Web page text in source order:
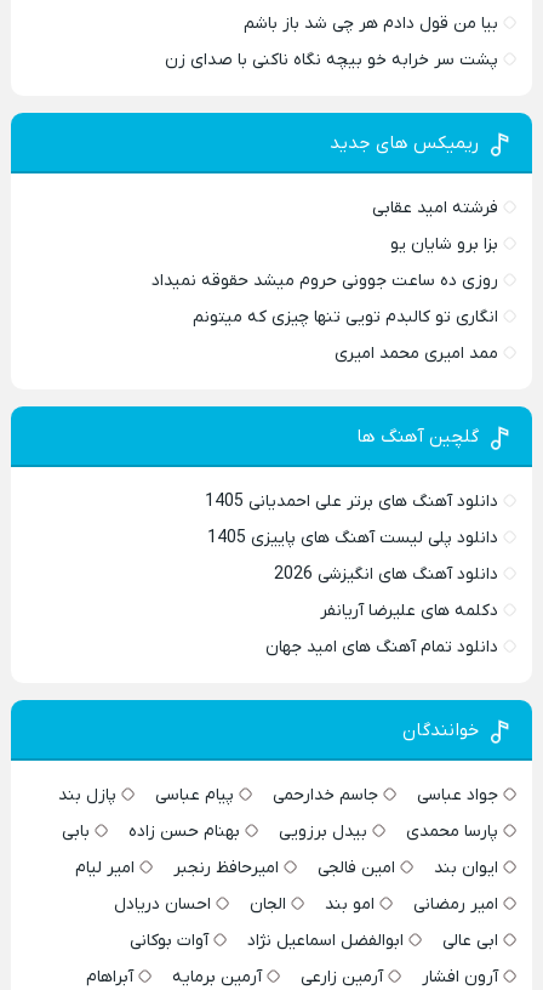
بیا من قول دادم هر چی شد باز باشم
پشت سر خرابه خو بیچه نگاه ناکنی با صدای زن
ریمیکس های جدید
فرشته امید عقابی
بزا برو شایان یو
روزی ده ساعت جوونی حروم میشد حقوقه نمیداد
انگاری تو کالبدم تویی تنها چیزی که میتونم
ممد امیری محمد امیری
گلچین آهنگ ها
دانلود آهنگ های برتر علی احمدیانی 1405
دانلود پلی لیست آهنگ های پاییزی 1405
دانلود آهنگ های انگیزشی 2026
دکلمه های علیرضا آریانفر
دانلود تمام آهنگ های امید جهان
خوانندگان
جواد عباسی جاسم خدارحمی پیام عباسی
پازل بند
پارسا محمدی
بیدل برزویی بهنام حسن زاده
بابی
ایوان بند
امین فالجی امیرحافظ رنجبر
امیر لیام
امیر رمضانی
امو بند الجان
احسان دریادل
ابی عالی
ابوالفضل اسماعیل نژاد
آوات بوکانی
آرون افشار
آرمین زارعی آرمین برمایه
آبراهام